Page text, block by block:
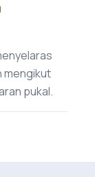
mengikut
pukal.